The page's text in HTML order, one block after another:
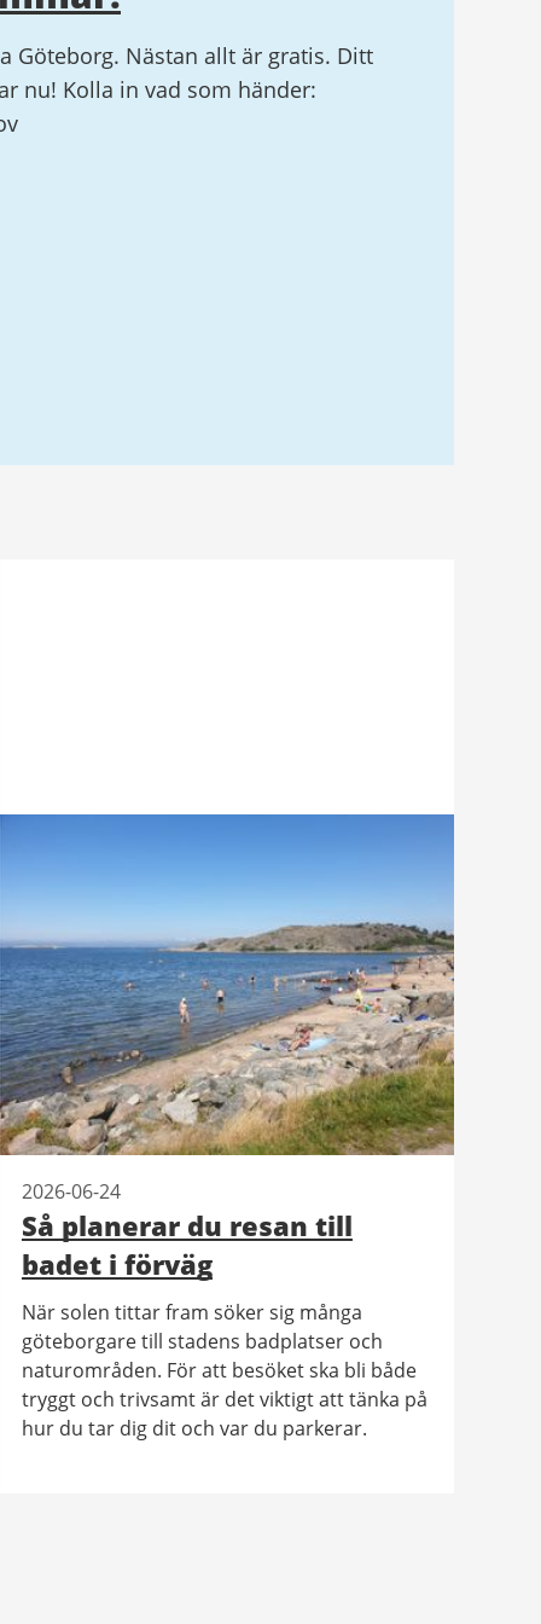
Göteborg. Nästan allt är gratis. Ditt
nu! Kolla in vad som händer:
Så planerar du resan till
badet i förväg
2026-06-24
När solen tittar fram söker sig många
göteborgare till stadens badplatser och
naturområden. För att besöket ska bli både
tryggt och trivsamt är det viktigt att tänka på
hur du tar dig dit och var du parkerar.